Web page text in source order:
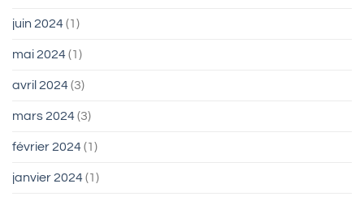
juin 2024(1)
mai 2024(1)
avril 2024(3)
mars 2024(3)
février 2024(1)
janvier 2024(1)